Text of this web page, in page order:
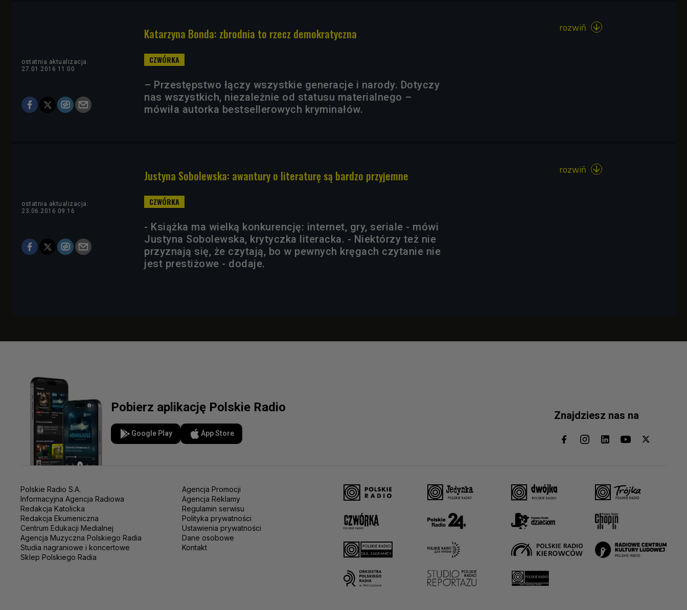
Katarzyna Bonda: zbrodnia to rzecz demokratyczna
ostatnia aktualizacja:
27.01.2016 11:00
– Przestępstwo łączy wszystkie generacje i narody. Dotyczy
nas wszystkich, niezależnie od statusu materialnego –
mówiła autorka bestsellerowych kryminałów.
rozwiń 
Justyna Sobolewska: awantury o literaturę są bardzo przyjemne
ostatnia aktualizacja:
23.06.2016 09:16
- Książka ma wielką konkurencję: internet, gry, seriale - mówi
Justyna Sobolewska, krytyczka literacka. - Niektórzy też nie
przyznają się, że czytają, bo w pewnych kręgach czytanie nie
jest prestiżowe - dodaje.
rozwiń 
Pobierz aplikację Polskie Radio
Google Play App Store
Znajdziesz nas na
Polskie Radio S.A.
Informacyjna Agencja Radiowa
Redakcja Katolicka
Redakcja Ekumeniczna
Centrum Edukacji Medialnej
Agencja Muzyczna Polskiego Radia
Studia nagraniowe i koncertowe
Sklep Polskiego Radia
Agencja Promocji
Agencja Reklamy
Regulamin serwisu
Polityka prywatności
Ustawienia prywatności
Dane osobowe
Kontakt